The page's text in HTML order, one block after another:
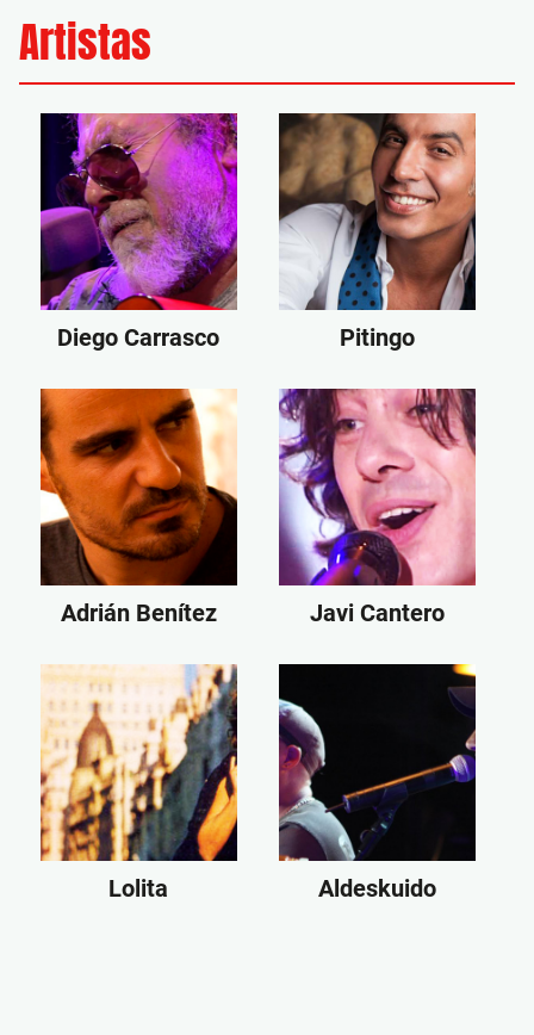
Artistas
Diego Carrasco Pitingo
Adrián Benítez Javi Cantero
Lolita Aldeskuido